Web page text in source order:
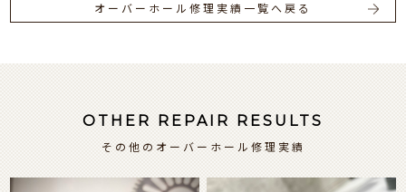
オーバーホール修理実績一覧へ戻る
OTHER REPAIR RESULTS
その他のオーバーホール修理実績